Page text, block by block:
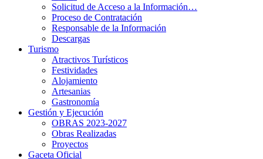
Solicitud de Acceso a la Información…
Proceso de Contratación
Responsable de la Información
Descargas
Turismo
Atractivos Turísticos
Festividades
Alojamiento
Artesanias
Gastronomía
Gestión y Ejecución
OBRAS 2023-2027
Obras Realizadas
Proyectos
Gaceta Oficial